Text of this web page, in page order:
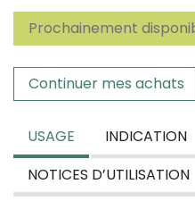
Prochainement
Continuer mes achats
USAGE
INDICATION
NOTICES D’UTILISATION